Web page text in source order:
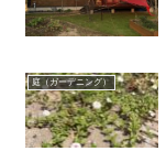
庭（ガーデニング）